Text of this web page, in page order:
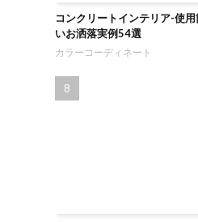
コンクリートインテリア-使
いお洒落実例54選
カラーコーディネート